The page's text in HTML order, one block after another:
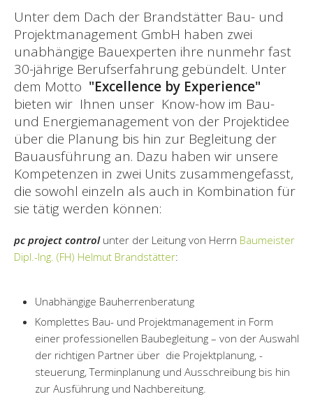
Unter dem Dach der Brandstätter Bau- und
Projektmanagement GmbH haben zwei
unabhängige Bauexperten ihre nunmehr fast
30-jährige Berufserfahrung gebündelt. Unter
dem Motto "Excellence by Experience"
bieten wir Ihnen unser Know-how im Bau-
und Energiemanagement von der Projektidee
über die Planung bis hin zur Begleitung der
Bauausführung an. Dazu haben wir unsere
Kompetenzen in zwei Units zusammengefasst,
die sowohl einzeln als auch in Kombination für
sie tätig werden können:
pc project controlunter der Leitung von Herrn Baumeister
Dipl.-Ing. (FH) Helmut Brandstätter:
Unabhängige Bauherrenberatung
Komplettes Bau- und Projektmanagement in Form
einer professionellen Baubegleitung – von der Auswahl
der richtigen Partner über die Projektplanung, -
steuerung, Terminplanung und Ausschreibung bis hin
zur Ausführung und Nachbereitung.